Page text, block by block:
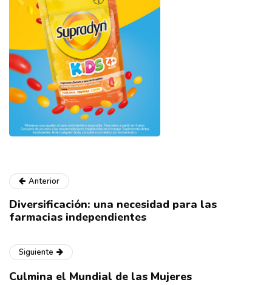
Anterior
Diversificación: una necesidad para las
farmacias independientes
Siguiente
Culmina el Mundial de las Mujeres